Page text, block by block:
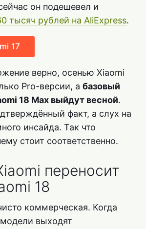
он подешевел и
тысяч рублей на AliExpress.
17
верно, осенью Xiaomi
Pro-версии, а базовый
18 Max выйдут весной.
факт, а слух на
инсайда. Так что
стоит соответственно.
переносит
18
коммерческая. Когда
выходят